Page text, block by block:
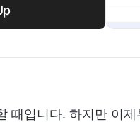
때입니다. 하지만 이